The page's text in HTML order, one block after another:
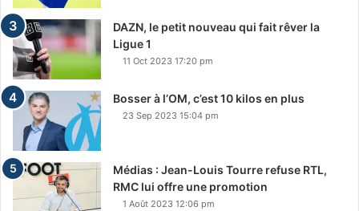
DAZN, le petit nouveau qui fait rêver la
Ligue 1
11 Oct 2023 17:20 pm
Bosser à l’OM, c’est 10 kilos en plus
23 Sep 2023 15:04 pm
Médias : Jean-Louis Tourre refuse RTL,
RMC lui offre une promotion
1 Août 2023 12:06 pm